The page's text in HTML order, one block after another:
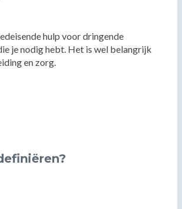
hulp voor dringende
je nodig hebt. Het is wel belangrijk
en zorg.